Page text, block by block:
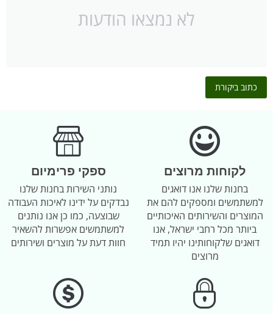
לא נמצאו הודעות
כתוב ביקורת
לקוחות מרוצים
בחנות שלנו אנו דואגים
למשתמשים ומספקים להם את
המוצרים והשירותים האיכותיים
ביותר מכל רחבי ישראל, אנו
דואגים שלקוחותינו יהיו תמיד
מרוצים
ספקי פרימיום
נותני השירות בחנות שלנו
נבדקים על ידינו לאיכות העבודה
שבוצעה, כמו כן אנו נותנים
למשתמשים אפשרות להשאיר
חוות דעת על מוצרים ושירותים